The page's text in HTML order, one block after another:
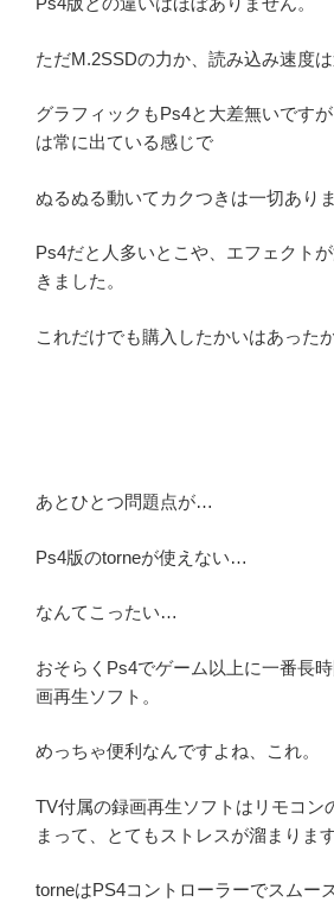
ただM.2SSDの力か、読み込み速度は
グラフィックもPs4と大差無いです
は常に出ている感じで
ぬるぬる動いてカクつきは一切あり
Ps4だと人多いとこや、エフェクト
きました。
これだけでも購入したかいはあった
あとひとつ問題点が…
Ps4版のtorneが使えない…
なんてこったい…
おそらくPs4でゲーム以上に一番長
画再生ソフト。
めっちゃ便利なんですよね、これ。
TV付属の録画再生ソフトはリモコン
まって、とてもストレスが溜まります
torneはPS4コントローラーでスムー